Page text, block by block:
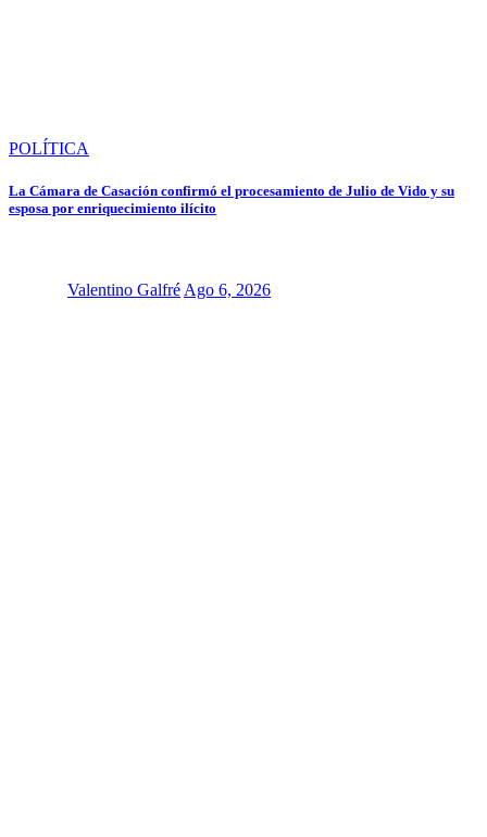
POLÍTICA
La Cámara de Casación confirmó el procesamiento de Julio de Vido y su
esposa por enriquecimiento ilícito
Valentino Galfré Ago 6, 2026